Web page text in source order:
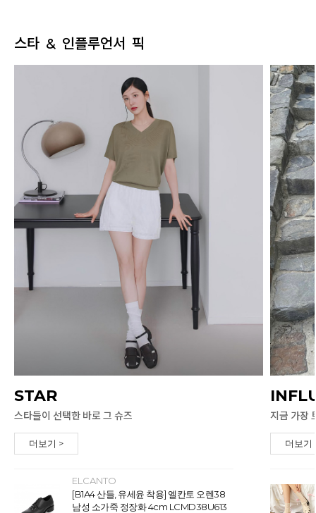
스타 & 인플루언서 픽
STAR
스타들이 선택한 바로 그 슈즈
더보기 >
ELCANTO
[B1A4 산들, 유세윤 착용] 엘칸토 오렌38
남성 소가죽 정장화 4cm LCMD38U613
지금 가장
더보기